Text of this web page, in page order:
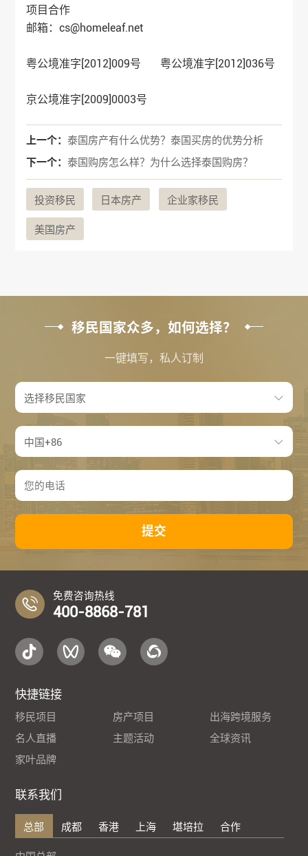
项目合作
邮箱：cs@homeleaf.net
粤公境准字[2012]009号 粤公境准字[2012]036号
京公境准字[2009]0003号
上一个： 泰国房产有什么优势？泰国买房的优势分析
下一个： 泰国购房怎么样？为什么选择泰国购房？
投资移民 日本房产 企业家移民
美国房产
移民国家众多，如何选择？
一键填写，私人订制
提交
免费咨询热线
400-8868-781
快捷链接
移民项目 房产项目
出海跨境服务
名人直播
主题活动
全球资讯
家叶品牌
联系我们
总部 成都 香港 上海 堪培拉 合作